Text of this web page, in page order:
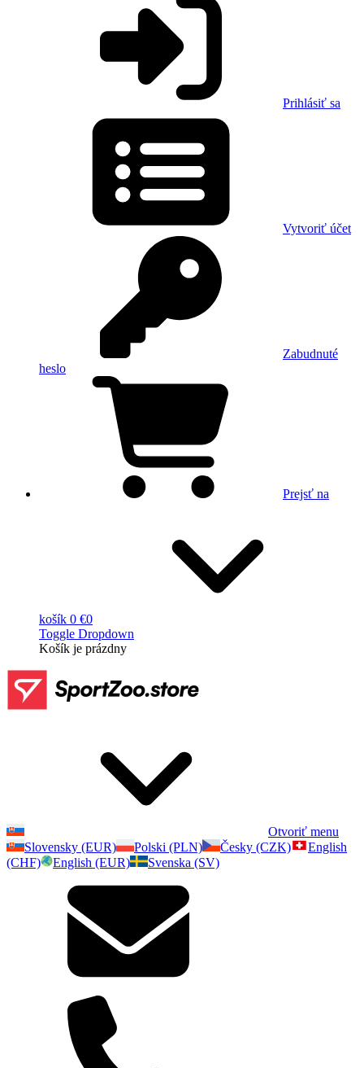
Prihlásiť sa
Vytvoriť účet
Zabudnuté
heslo
Prejsť na
košík 0 €0
Toggle Dropdown
Košík je prázdny
Otvoriť menu
Slovensky (EUR)
Polski (PLN) Česky (CZK)
English
(CHF)
English (EUR) Svenska (SV)